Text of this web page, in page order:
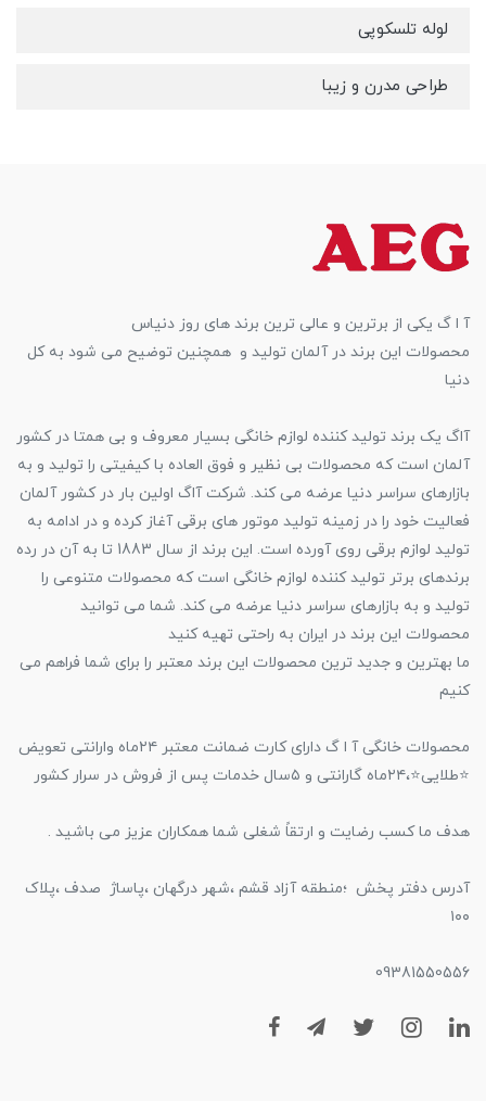
لوله تلسکوپی
طراحی مدرن و زیبا
آ ا گ یکی از برترین و عالی ترین برند های روز دنیاس
محصولات این برند در آلمان تولید و همچنین توضیح می شود به کل
دنیا
آاگ یک برند تولید کننده لوازم خانگی بسیار معروف و بی همتا در کشور
آلمان است که محصولات بی نظیر و فوق العاده با کیفیتی را تولید و به
بازارهای سراسر دنیا عرضه می کند. شرکت آاگ اولین بار در کشور آلمان
فعالیت خود را در زمینه تولید موتور های برقی آغاز کرده و در ادامه به
تولید لوازم برقی روی آورده است. این برند از سال 1883 تا به آن در رده
برندهای برتر تولید کننده لوازم خانگی است که محصولات متنوعی را
تولید و به بازارهای سراسر دنیا عرضه می کند. شما می توانید
محصولات این برند در ایران به راحتی تهیه کنید
ما بهترین و‌ جدید ترین محصولات این برند معتبر را برای شما فراهم می
کنیم
محصولات خانگی آ ا گ دارای کارت ضمانت معتبر ۲۴ماه وارانتی تعویض
⭐️طلایی⭐️،۲۴ماه گارانتی و ۵سال خدمات پس از فروش در سرار کشور
هدف ما کسب رضایت و ارتقاً شغلی شما همکاران عزیز می باشید .
آدرس دفتر پخش ؛منطقه آزاد قشم ،شهر درگهان ،پاساژ صدف ،پلاک
۱۰۰
09381550556